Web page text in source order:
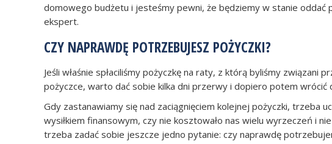
domowego budżetu i jesteśmy pewni, że będziemy w stanie oddać
ekspert.
CZY NAPRAWDĘ POTRZEBUJESZ POŻYCZKI?
Jeśli właśnie spłaciliśmy pożyczkę na raty, z którą byliśmy
pożyczce, warto dać sobie kilka dni przerwy i dopiero potem wrócić
Gdy zastanawiamy się nad zaciągnięciem kolejnej pożyczki, trzeba
wysiłkiem finansowym, czy nie kosztowało nas wielu wyrzeczeń i
trzeba zadać sobie jeszcze jedno pytanie: czy naprawdę